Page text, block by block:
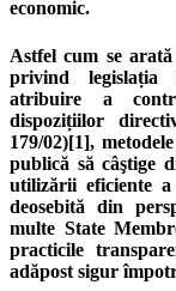
economic.
Astfel cum se
privind legislația
atribuire a
dispozițiilor
179/02)[1],
publică să câştige
utilizării eficiente
deosebită din
multe State
practicile
adăpost sigur